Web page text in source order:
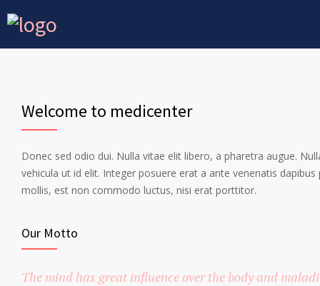
Welcome to medicenter
Donec sed odio dui. Nulla vitae elit libero, a pharetra augue.
vehicula ut id elit. Integer posuere erat a ante venenatis
mollis, est non commodo luctus, nisi erat porttitor.
Our Motto
The mind has great influence over the body and